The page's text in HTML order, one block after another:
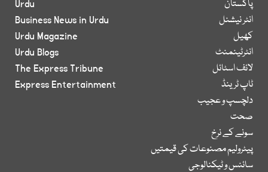
پاکستان
انٹر نیشنل
کھیل
انٹرٹینمنٹ
لائف اسٹائل
ٹاپ ٹرینڈ
دلچسپ و عجیب
صحت
سونے کے نرخ
پیٹرولیم مصنوعات کی قیمتیں
سائنس و ٹیکنالوجی
Urdu
Business News in Urdu
Urdu Magazine
Urdu Blogs
The Express Tribune
Express Entertainment